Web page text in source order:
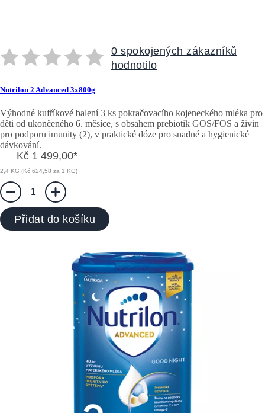
0 spokojených zákazníků
hodnotilo
Nutrilon 2 Advanced 3x800g
Výhodné kufříkové balení 3 ks pokračovacího kojeneckého mléka pro
děti od ukončeného 6. měsíce, s obsahem prebiotik GOS/FOS a živin
pro podporu imunity (2), v praktické dóze pro snadné a hygienické
dávkování.
Kč 1 499,00*
2,4 KG (Kč 624,58 za 1 KG)
1
Přidat do košíku